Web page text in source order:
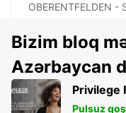
OBERENTFELDEN -
FREIBURG IM
Bizim bloq
Azərbaycan
Privilege
Pulsuz